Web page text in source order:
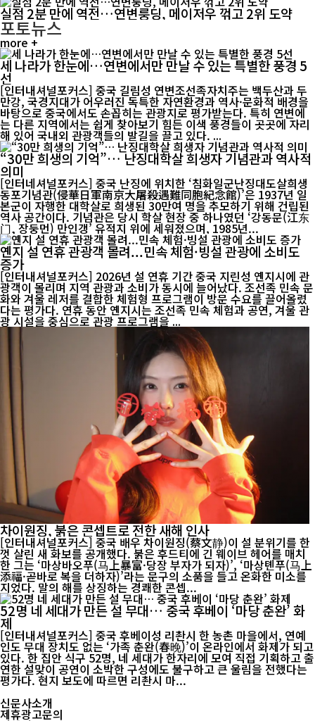
실점 2분 만에 역전…연변룽딩, 메이저우 꺾고 2위 도약
포토뉴스
more +
세 나라가 한눈에…연변에서만 만날 수 있는 특별한 풍경 5
선
[인터내셔널포커스] 중국 길림성 연변조선족자치주는 백두산과 두
만강, 국경지대가 어우러진 독특한 자연환경과 역사·문화적 배경을
바탕으로 중국에서도 손꼽히는 관광지로 평가받는다. 특히 연변에
는 다른 지역에서는 쉽게 찾아보기 힘든 이색 풍경들이 곳곳에 자리
해 있어 국내외 관광객들의 발길을 끌고 있다. ...
“30만 희생의 기억”… 난징대학살 희생자 기념관과 역사적
의미
[인터네셔널포커스] 중국 난징에 위치한 ‘침화일군난징대도살희생
동포기념관(侵華日軍南京大屠殺遇難同胞紀念館)’은 1937년 일
본군이 자행한 대학살로 희생된 30만여 명을 추모하기 위해 건립된
역사 공간이다. 기념관은 당시 학살 현장 중 하나였던 ‘강동문(江东
门, 장둥먼) 만인갱’ 유적지 위에 세워졌으며, 1985년...
옌지 설 연휴 관광객 몰려...민속 체험·빙설 관광에 소비도
증가
[인터내셔널포커스] 2026년 설 연휴 기간 중국 지린성 옌지시에 관
광객이 몰리며 지역 관광과 소비가 동시에 늘어났다. 조선족 민속 문
화와 겨울 레저를 결합한 체험형 프로그램이 방문 수요를 끌어올렸
다는 평가다. 연휴 동안 옌지시는 조선족 민속 체험과 공연, 겨울 관
광 시설을 중심으로 관광 프로그램을 ...
차이원징, 붉은 콘셉트로 전한 새해 인사
[인터내셔널포커스] 중국 배우 차이원징(蔡文静)이 설 분위기를 한
껏 살린 새 화보를 공개했다. 붉은 후드티에 긴 웨이브 헤어를 매치
한 그는 ‘마상바오푸(马上暴富·당장 부자가 되자)’, ‘마상톈푸(马上
添福·곧바로 복을 더하자)’라는 문구의 소품을 들고 온화한 미소를
지었다. 말의 해를 상징하는 경쾌한 콘셉...
52명 네 세대가 만든 설 무대… 중국 후베이 ‘마당 춘완’ 화
제
[인터내셔널포커스] 중국 후베이성 리촨시 한 농촌 마을에서, 연예
인도 무대 장치도 없는 ‘가족 춘완(春晚)’이 온라인에서 화제가 되고
있다. 한 집안 식구 52명, 네 세대가 한자리에 모여 직접 기획하고 출
연한 설맞이 공연이 소박한 구성에도 불구하고 큰 울림을 전했다는
평가다. 현지 보도에 따르면 리촨시 마...
신문사소개
제휴광고문의